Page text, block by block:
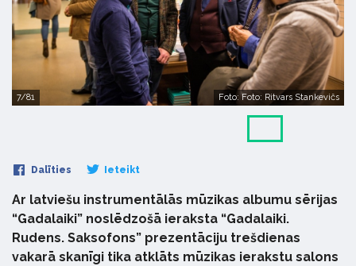
7/81 Foto: Foto: Ritvars Stankevičs
Dalīties Ieteikt
Ar latviešu instrumentālās mūzikas albumu sērijas
“Gadalaiki” noslēdzošā ieraksta “Gadalaiki.
Rudens. Saksofons” prezentāciju trešdienas
vakarā skanīgi tika atklāts mūzikas ierakstu salons